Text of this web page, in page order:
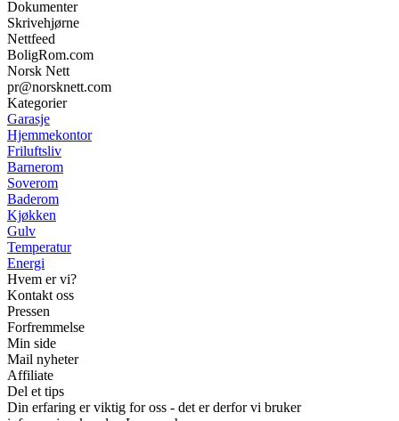
Dokumenter
Skrivehjørne
Nettfeed
BoligRom.com
Norsk Nett
pr@norsknett.com
Kategorier
Garasje
Hjemmekontor
Friluftsliv
Barnerom
Soverom
Baderom
Kjøkken
Gulv
Temperatur
Energi
Hvem er vi?
Kontakt oss
Pressen
Forfremmelse
Min side
Mail nyheter
Affiliate
Del et tips
Din erfaring er viktig for oss - det er derfor vi bruker